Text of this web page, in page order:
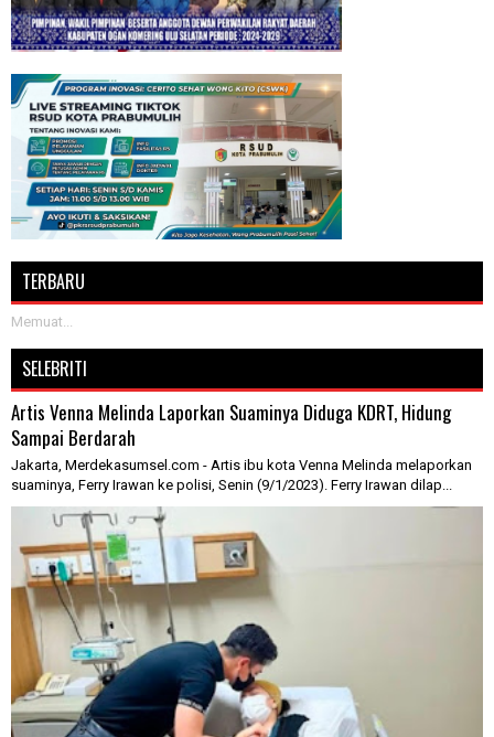
TERBARU
Memuat...
SELEBRITI
Artis Venna Melinda Laporkan Suaminya Diduga KDRT, Hidung
Sampai Berdarah
Jakarta, Merdekasumsel.com - Artis ibu kota Venna Melinda melaporkan
suaminya, Ferry Irawan ke polisi, Senin (9/1/2023). Ferry Irawan dilap...